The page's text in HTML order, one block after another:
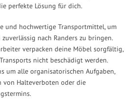
perfekte Lösung für dich.
und hochwertige Transportmittel, um
nach Randers zu bringen.
verpacken deine Möbel sorgfältig,
nicht beschädigt werden.
um alle organisatorischen Aufgaben,
von Halteverboten oder die